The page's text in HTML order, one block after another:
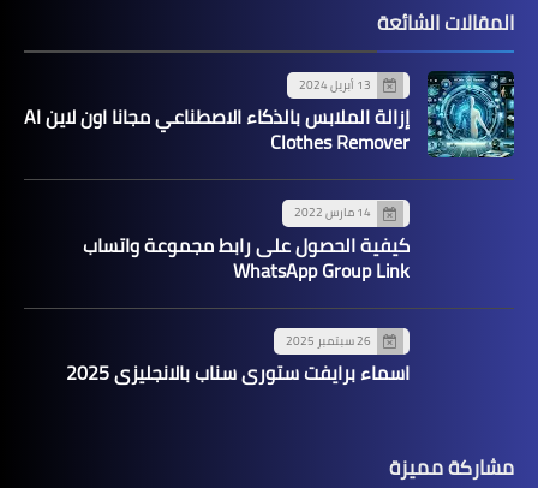
المقالات الشائعة
13 أبريل 2024
إزالة الملابس بالذكاء الاصطناعي مجانا اون لاين AI
Clothes Remover
14 مارس 2022
كيفية الحصول على رابط مجموعة واتساب
WhatsApp Group Link
26 سبتمبر 2025
اسماء برايفت ستوري سناب بالانجليزي 2025
مشاركة مميزة